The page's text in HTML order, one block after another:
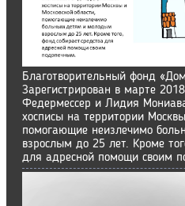
Благотворительный фонд
Зарегистрирован в марте
Федермессер и Лидия
хосписы на территории
помогающие неизлечимо
взрослым до 25 лет. Кроме
для адресной помощи своим